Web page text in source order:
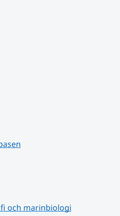
och marinbiologi